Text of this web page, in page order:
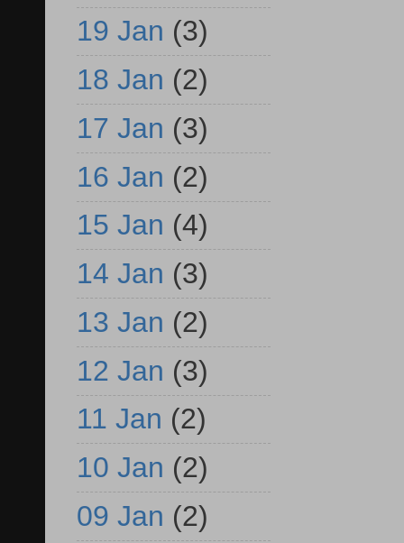
19 Jan (3)
18 Jan (2)
17 Jan (3)
16 Jan (2)
15 Jan (4)
14 Jan (3)
13 Jan (2)
12 Jan (3)
11 Jan (2)
10 Jan (2)
09 Jan (2)